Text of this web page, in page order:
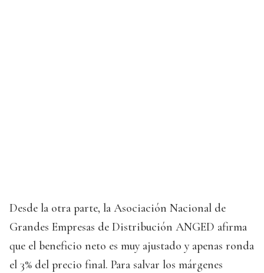
Desde la otra parte, la Asociación Nacional de
Grandes Empresas de Distribución ANGED afirma
que el beneficio neto es muy ajustado y apenas ronda
el 3% del precio final. Para salvar los márgenes